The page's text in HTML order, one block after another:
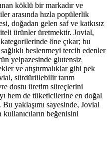
köklü bir markadır ve
arasında hızla popülerlik
doğadan gelen saf ve katkısız
ürünler üretmektir. Jovial,
öne çıkar; bu
beslenmeyi tercih edenler
yelpazesinde glutensiz
ve atıştırmalıklar gibi pek
sürdürülebilir tarım
dostu üretim süreçlerini
hem de tüketicilerine en doğal
yaklaşımı sayesinde, Jovial
kullanıcıların beğenisini